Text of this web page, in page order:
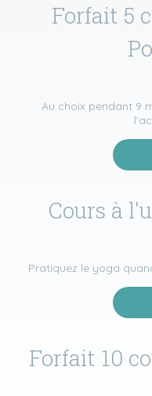
Forfait 5
Au choix pendant 9
Cours à
Pratiquez le yoga
Forfait 10